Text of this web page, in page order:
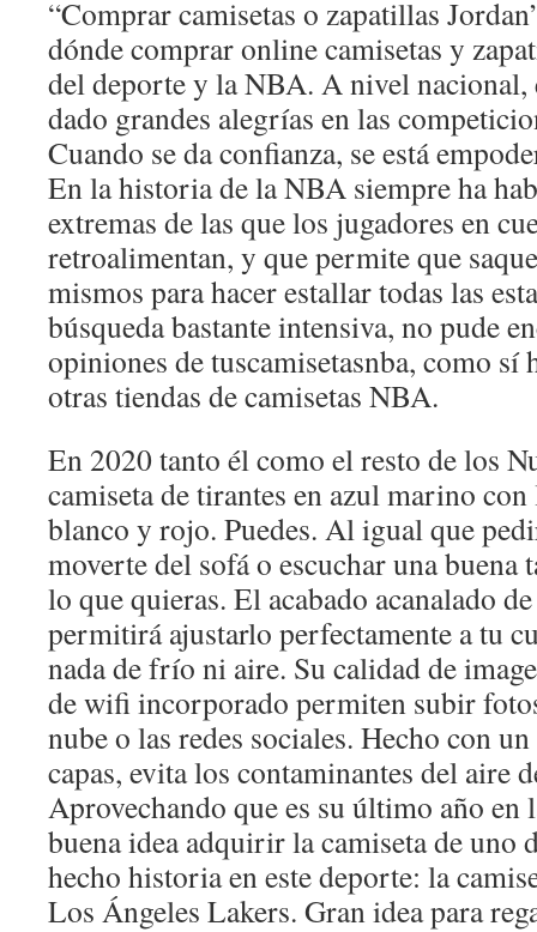
“Comprar camisetas o zapatillas
dónde comprar online camisetas y
del deporte y la NBA. A nivel nacional,
dado grandes alegrías en las
Cuando se da confianza, se está
En la historia de la NBA siempre ha
extremas de las que los jugadores en
retroalimentan, y que permite que
mismos para hacer estallar todas las
búsqueda bastante intensiva, no pude
opiniones de tuscamisetasnba, como sí
otras tiendas de camisetas NBA.
En 2020 tanto él como el resto de los
camiseta de tirantes en azul marino
blanco y rojo. Puedes. Al igual que
moverte del sofá o escuchar una buena
lo que quieras. El acabado acanalado
permitirá ajustarlo perfectamente a tu
nada de frío ni aire. Su calidad de
de wifi incorporado permiten subir
nube o las redes sociales. Hecho con
capas, evita los contaminantes del aire
Aprovechando que es su último año en
buena idea adquirir la camiseta de uno
hecho historia en este deporte: la
Los Ángeles Lakers. Gran idea para